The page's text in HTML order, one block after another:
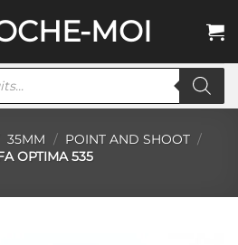
MOI
35MM / POINT AND SHOOT /
OPTIMA 535